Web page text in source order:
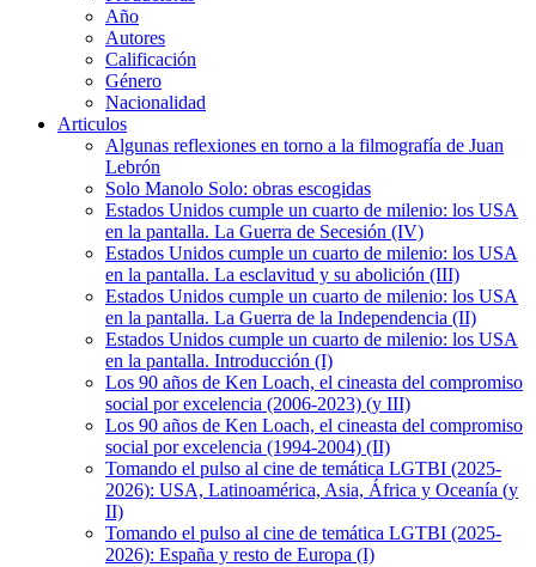
Año
Autores
Calificación
Género
Nacionalidad
Articulos
Algunas reflexiones en torno a la filmografía de Juan
Lebrón
Solo Manolo Solo: obras escogidas
Estados Unidos cumple un cuarto de milenio: los USA
en la pantalla. La Guerra de Secesión (IV)
Estados Unidos cumple un cuarto de milenio: los USA
en la pantalla. La esclavitud y su abolición (III)
Estados Unidos cumple un cuarto de milenio: los USA
en la pantalla. La Guerra de la Independencia (II)
Estados Unidos cumple un cuarto de milenio: los USA
en la pantalla. Introducción (I)
Los 90 años de Ken Loach, el cineasta del compromiso
social por excelencia (2006-2023) (y III)
Los 90 años de Ken Loach, el cineasta del compromiso
social por excelencia (1994-2004) (II)
Tomando el pulso al cine de temática LGTBI (2025-
2026): USA, Latinoamérica, Asia, África y Oceanía (y
II)
Tomando el pulso al cine de temática LGTBI (2025-
2026): España y resto de Europa (I)